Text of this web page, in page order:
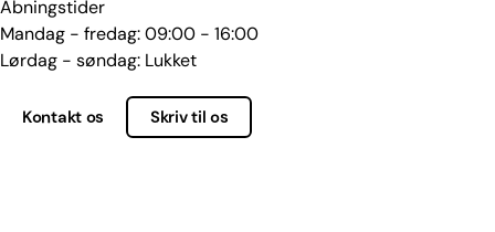
Åbningstider
Mandag - fredag: 09:00 - 16:00
Lørdag - søndag: Lukket
Kontakt os Skriv til os